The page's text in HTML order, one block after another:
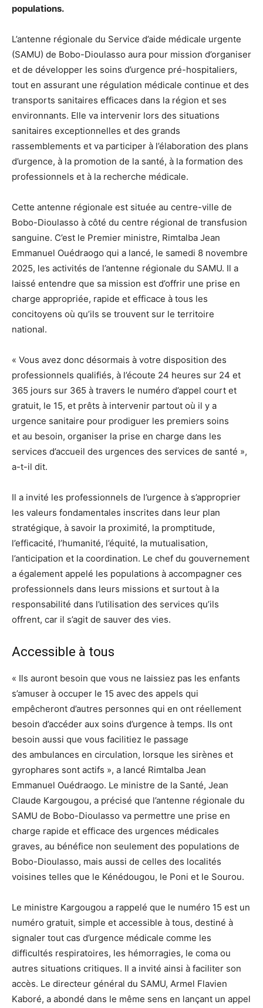
populations.
L’antenne régionale du Service d’aide médicale urgente
(SAMU) de Bobo-Dioulasso aura pour mission d’organiser
et de développer les soins d’urgence pré-hospitaliers,
tout en assurant une régulation médicale continue et des
transports sanitaires efficaces dans la région et ses
environnants. Elle va intervenir lors des situations
sanitaires exceptionnelles et des grands
rassemblements et va participer à l’élaboration des plans
d’urgence, à la promotion de la santé, à la formation des
professionnels et à la recherche médicale.
Cette antenne régionale est située au centre-ville de
Bobo-Dioulasso à côté du centre régional de transfusion
sanguine. C’est le Premier ministre, Rimtalba Jean
Emmanuel Ouédraogo qui a lancé, le samedi 8 novembre
2025, les activités de l’antenne régionale du SAMU. Il a
laissé entendre que sa mission est d’offrir une prise en
charge appropriée, rapide et efficace à tous les
concitoyens où qu’ils se trouvent sur le territoire
national.
« Vous avez donc désormais à votre disposition des
professionnels qualifiés, à l’écoute 24 heures sur 24 et
365 jours sur 365 à travers le numéro d’appel court et
gratuit, le 15, et prêts à intervenir partout où il y a
urgence sanitaire pour prodiguer les premiers soins
et au besoin, organiser la prise en charge dans les
services d’accueil des urgences des services de santé »,
a-t-il dit.
Il a invité les professionnels de l’urgence à s’approprier
les valeurs fondamentales inscrites dans leur plan
stratégique, à savoir la proximité, la promptitude,
l’efficacité, l’humanité, l’équité, la mutualisation,
l’anticipation et la coordination. Le chef du gouvernement
a également appelé les populations à accompagner ces
professionnels dans leurs missions et surtout à la
responsabilité dans l’utilisation des services qu’ils
offrent, car il s’agit de sauver des vies.
Accessible à tous
« Ils auront besoin que vous ne laissiez pas les enfants
s’amuser à occuper le 15 avec des appels qui
empêcheront d’autres personnes qui en ont réellement
besoin d’accéder aux soins d’urgence à temps. Ils ont
besoin aussi que vous facilitiez le passage
des ambulances en circulation, lorsque les sirènes et
gyrophares sont actifs », a lancé Rimtalba Jean
Emmanuel Ouédraogo. Le ministre de la Santé, Jean
Claude Kargougou, a précisé que l’antenne régionale du
SAMU de Bobo-Dioulasso va permettre une prise en
charge rapide et efficace des urgences médicales
graves, au bénéfice non seulement des populations de
Bobo-Dioulasso, mais aussi de celles des localités
voisines telles que le Kénédougou, le Poni et le Sourou.
Le ministre Kargougou a rappelé que le numéro 15 est un
numéro gratuit, simple et accessible à tous, destiné à
signaler tout cas d’urgence médicale comme les
difficultés respiratoires, les hémorragies, le coma ou
autres situations critiques. Il a invité ainsi à faciliter son
accès. Le directeur général du SAMU, Armel Flavien
Kaboré, a abondé dans le même sens en lançant un appel